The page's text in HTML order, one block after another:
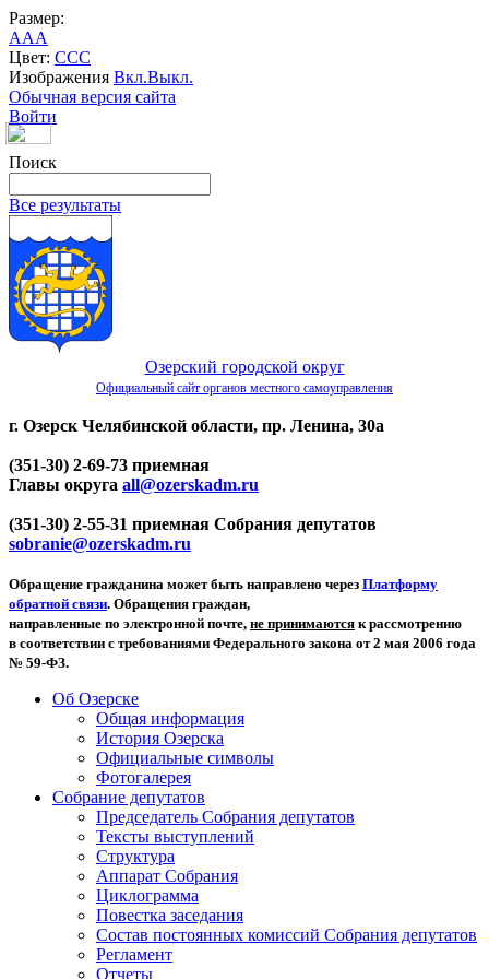
Размер:
AAA
Цвет: CCC
Изображения Вкл.Выкл.
Обычная версия сайта
Войти
Поиск
Все результаты
Озерский городской округ
Официальный сайт органов местного самоуправления
г. Озерск Челябинской области, пр. Ленина, 30а
(351-30) 2-69-73 приемная
Главы округа all@ozerskadm.ru
(351-30) 2-55-31 приемная Собрания депутатов
sobranie@ozerskadm.ru
Обращение гражданина может быть направлено через Платформу
обратной связи. Обращения граждан,
направленные по электронной почте, не принимаются к рассмотрению
в соответствии с требованиями Федерального закона от 2 мая 2006 года
№ 59-ФЗ.
Об Озерске
Общая информация
История Озерска
Официальные символы
Фотогалерея
Собрание депутатов
Председатель Собрания депутатов
Тексты выступлений
Структура
Аппарат Собрания
Циклограмма
Повестка заседания
Состав постоянных комиссий Собрания депутатов
Регламент
Отчеты